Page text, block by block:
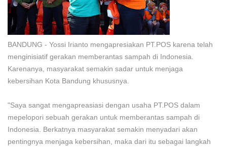
BANDUNG - Yossi Irianto mengapresiakan PT.POS karena telah
menginisiatif gerakan memberantas sampah di Indonesia.
Karenanya, masyarakat semakin sadar untuk menjaga
kebersihan Kota Bandung khususnya.
"Saya sangat mengapreasiasi dengan usaha PT.POS dalam
mepelopori sebuah gerakan untuk memberantas sampah di
Indonesia. Berkatnya masyarakat semakin menyadari akan
pentingnya menjaga kebersihan, maka dari itu sebagai langkah